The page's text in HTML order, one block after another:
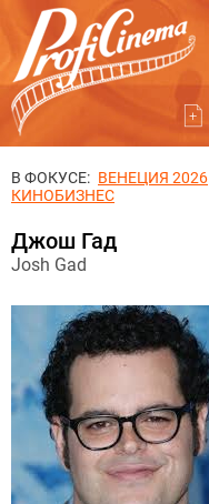
В ФОКУСЕ: ВЕНЕЦИЯ 2026
КИНОБИЗНЕС
Джош Гад
Josh Gad